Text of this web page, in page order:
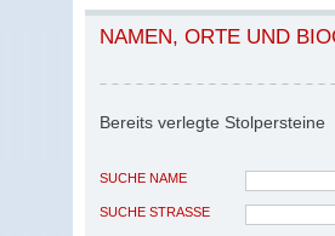
NAMEN, ORTE UND
Bereits verlegte Stolpersteine
SUCHE NAME
SUCHE STRASSE